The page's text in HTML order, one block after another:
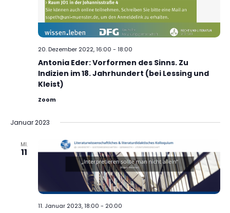
Antonia Eder: Vorformen des Sinns. Zu
Indizien im 18. Jahrhundert (bei Lessing und
Kleist)
20. Dezember 2022, 16:00 - 18:00
Zoom
Januar 2023
MI.
11
11. Januar 2023, 18:00 - 20:00